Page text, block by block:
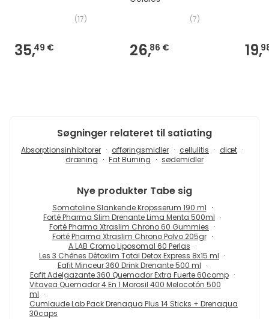
(17)
35,49 €
(7)
26,86 € 19,
Søgninger relateret til satiating
Absorptionsinhibitorer afføringsmidler cellulitis
diæt
dræning
Fat Burning sødemidler
Nye produkter Tabe sig
Somatoline Slankende Kropsserum 190 ml
Forté Pharma Slim Drenante Lima Menta 500ml
Forté Pharma Xtraslim Chrono 60 Gummies
Forté Pharma Xtraslim Chrono Polvo 205gr
A LAB Cromo Liposomal 60 Perlas
Les 3 Chênes Détoxlim Total Detox Express 8x15 ml
Eafit Minceur 360 Drink Drenante 500 ml
Eafit Adelgazante 360 Quemador Extra Fuerte 60comp
Vitavea Quemador 4 En 1 Morosil 400 Melocotón 500
ml
Cumlaude Lab Pack Drenaqua Plus 14 Sticks + Drenaqua
30caps